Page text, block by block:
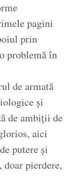
pagini
prin
problemă în
de armată
și
de ambiții de
aici
putere și
pierdere,